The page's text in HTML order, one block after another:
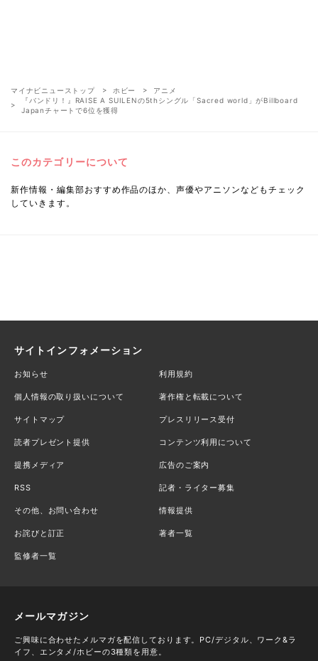
マイナビニューストップ ホビー
アニメ
『バンドリ！』RAISE A SUILENの5thシングル「Sacred world」がBillboard
Japanチャートで6位を獲得
このカテゴリーについて
新作情報・編集部おすすめ作品のほか、声優やアニソンなどもチェック
していきます。
サイトインフォメーション
お知らせ 利用規約
個人情報の取り扱いについて 著作権と転載について
サイトマップ プレスリリース受付
読者プレゼント提供 コンテンツ利用について
提携メディア 広告のご案内
RSS 記者・ライター募集
その他、お問い合わせ 情報提供
お詫びと訂正 著者一覧
監修者一覧
メールマガジン
ご興味に合わせたメルマガを配信しております。PC/デジタル、ワーク&ラ
イフ、エンタメ/ホビーの3種類を用意。